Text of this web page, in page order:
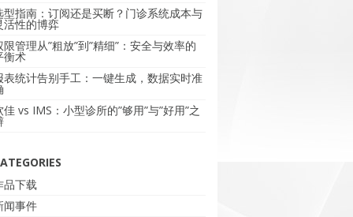
型指南：订阅还是买断？门诊系统成本与
活性的博弈
限管理从”粗放”到”精细”：安全与效率的
衡术
表统计告别手工：一键生成，数据实时准
佳 vs IMS：小型诊所的”够用”与”好用”之
品下载
闻事件